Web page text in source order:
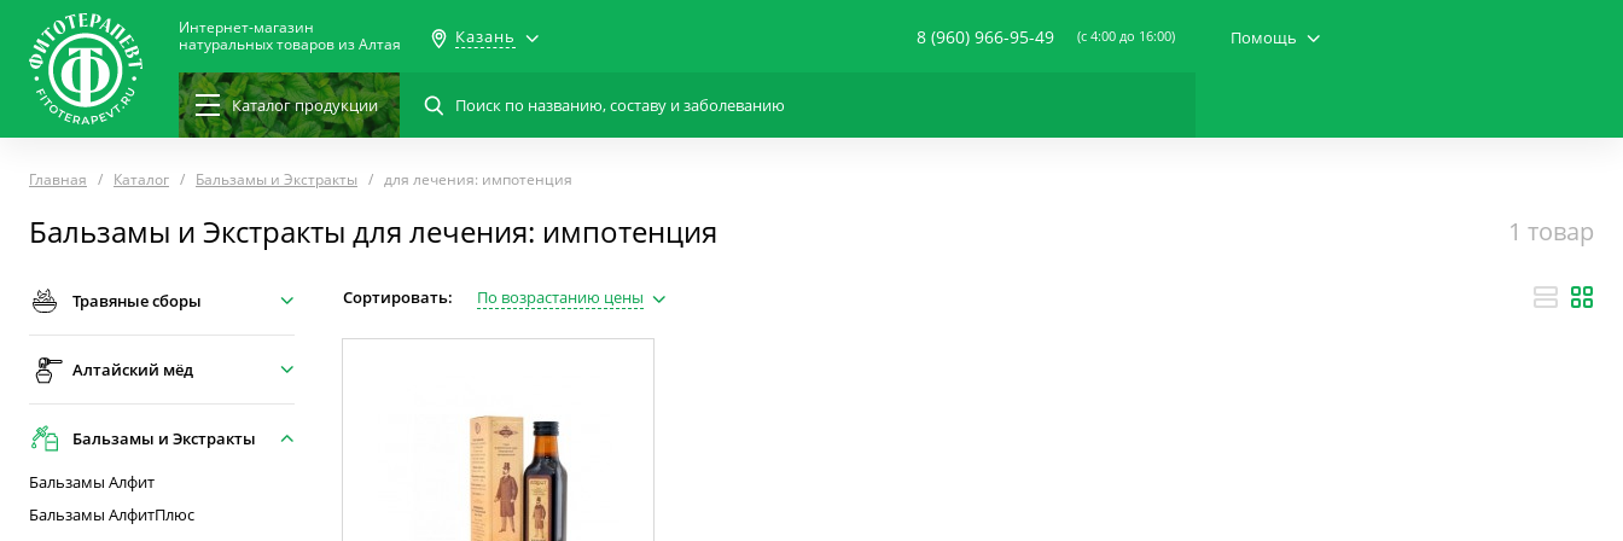
Интернет-магазин
натуральных товаров из Алтая
Казань 8 (960) 966-95-49 (c 4:00 до 16:00) Помощь
Каталогпродукции
Главная Каталог Бальзамы и Экстракты для лечения: импотенция
Бальзамы и Экстракты для лечения: импотенция
Травяные сборы
Алтайский мёд
Бальзамы и Экстракты
Бальзамы Алфит
Бальзамы АлфитПлюс
Сортировать: По возрастанию цены
1 товар